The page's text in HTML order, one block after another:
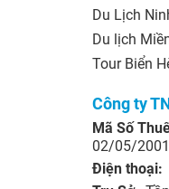
Du Lịch
Du lịch
Tour Biển
Công ty
Mã Số
02/05/
Điện thoại: